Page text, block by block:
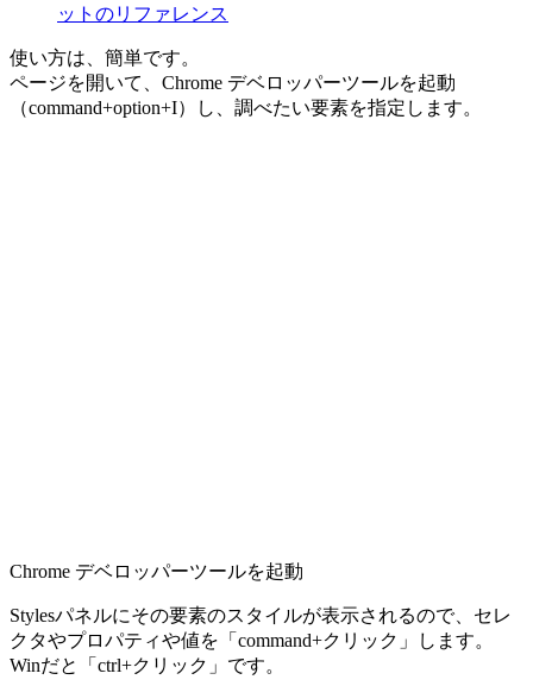
ットのリファレンス
使い方は、簡単です。
ページを開いて、Chrome デベロッパーツールを起動
（command+option+I）し、調べたい要素を指定します。
Chrome デベロッパーツールを起動
Stylesパネルにその要素のスタイルが表示されるので、セレ
クタやプロパティや値を「command+クリック」します。
Winだと「ctrl+クリック」です。